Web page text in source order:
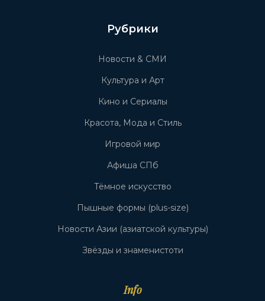
Рубрики
Новости & СМИ
Культура и Арт
Кино и Сериалы
Красота, Мода и Стиль
Игровой мир
Афиша СПб
Тёмное искусство
Пышные формы (plus-size)
Новости Азии (азиатской культуры)
Звёзды и знаменистоти
Info